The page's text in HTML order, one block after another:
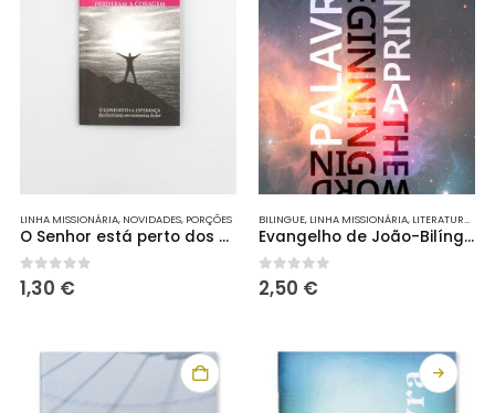
LINHA MISSIONÁRIA, NOVIDADES, PORÇÕES
O Senhor está perto dos que perderam a coragem
0 out of 5
1,30 €
BILINGUE, LINHA MISSIONÁRIA, LITERATURA BÍBLICA
Evangelho de João-Bilíngue (Português/Inglês)
0 out of 5
2,50 €